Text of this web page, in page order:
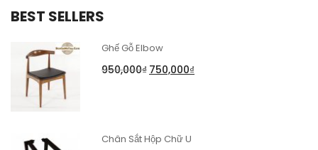
BEST SELLERS
Ghế Gỗ Elbow
950,000₫ 750,000₫
Chân Sắt Hộp Chữ U